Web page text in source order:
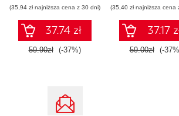
hiperzmienności
(35,94 zł najniższa cena z 30 dni)
37.74 zł
59.90zł (-37%)
(35,40 zł najniższa cena
37.17
59.00zł (-